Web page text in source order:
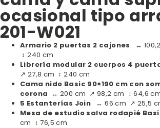
ocasional tipo
201-W021
Armario 2 puertas 2 cajones
↔
↕ 240 cm
Librería modular 2 cuerpos 4
↗ 27,8 cm ↕ 240 cm
Cama nido Basic 90×190 cm con
corona ↔ 200 cm ↗ 98,2 cm ↕ 64,6
5 Estanterías Join ↔ 66 cm ↗ 25,5
Mesa de estudio salva rodapié
cm ↕ 76,5 cm